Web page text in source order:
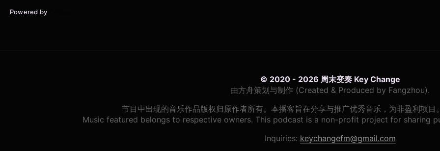
Powered by
© 2020 - 2026 周末变奏 Key Change
由方舟策划与制作 (Created & Produced by Fangzhou).
节目中出现的音乐作品版权归原作者所有。本播客旨在分享与推广优秀音乐，为非盈利项
Music featured belongs to respective owners. This podcast is a non-profit project for sharing
Inquiries: keychangefm@gmail.com